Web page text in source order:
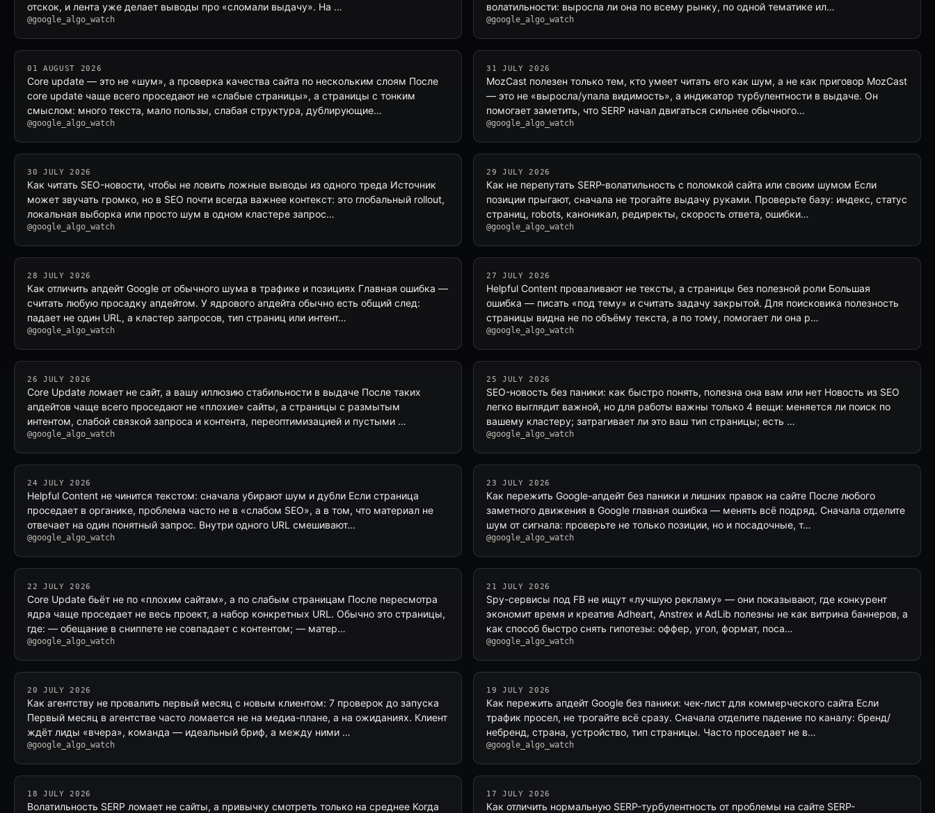
отскок, и лента уже делает выводы про «сломали выдачу». На …
@google_algo_watch
волатильности: выросла ли она по всему рынку, по одной тематике ил…
@google_algo_watch
01 AUGUST 2026
Core update — это не «шум», а проверка качества сайта по нескольким слоям После
core update чаще всего проседают не «слабые страницы», а страницы с тонким
смыслом: много текста, мало пользы, слабая структура, дублирующие…
@google_algo_watch
31 JULY 2026
MozCast полезен только тем, кто умеет читать его как шум, а не как приговор MozCast
— это не «выросла/упала видимость», а индикатор турбулентности в выдаче. Он
помогает заметить, что SERP начал двигаться сильнее обычного…
@google_algo_watch
30 JULY 2026
Как читать SEO-новости, чтобы не ловить ложные выводы из одного треда Источник
может звучать громко, но в SEO почти всегда важнее контекст: это глобальный rollout,
локальная выборка или просто шум в одном кластере запрос…
@google_algo_watch
29 JULY 2026
Как не перепутать SERP-волатильность с поломкой сайта или своим шумом Если
позиции прыгают, сначала не трогайте выдачу руками. Проверьте базу: индекс, статус
страниц, robots, каноникал, редиректы, скорость ответа, ошибки…
@google_algo_watch
28 JULY 2026
Как отличить апдейт Google от обычного шума в трафике и позициях Главная ошибка —
считать любую просадку апдейтом. У ядрового апдейта обычно есть общий след:
падает не один URL, а кластер запросов, тип страниц или интент…
@google_algo_watch
27 JULY 2026
Helpful Content проваливают не тексты, а страницы без полезной роли Большая
ошибка — писать «под тему» и считать задачу закрытой. Для поисковика полезность
страницы видна не по объёму текста, а по тому, помогает ли она р…
@google_algo_watch
26 JULY 2026
Core Update ломает не сайт, а вашу иллюзию стабильности в выдаче После таких
апдейтов чаще всего проседают не «плохие» сайты, а страницы с размытым
интентом, слабой связкой запроса и контента, переоптимизацией и пустыми …
@google_algo_watch
25 JULY 2026
SEO-новость без паники: как быстро понять, полезна она вам или нет Новость из SEO
легко выглядит важной, но для работы важны только 4 вещи: меняется ли поиск по
вашему кластеру; затрагивает ли это ваш тип страницы; есть …
@google_algo_watch
24 JULY 2026
Helpful Content не чинится текстом: сначала убирают шум и дубли Если страница
проседает в органике, проблема часто не в «слабом SEO», а в том, что материал не
отвечает на один понятный запрос. Внутри одного URL смешивают…
@google_algo_watch
23 JULY 2026
Как пережить Google-апдейт без паники и лишних правок на сайте После любого
заметного движения в Google главная ошибка — менять всё подряд. Сначала отделите
шум от сигнала: проверьте не только позиции, но и посадочные, т…
@google_algo_watch
22 JULY 2026
Core Update бьёт не по «плохим сайтам», а по слабым страницам После пересмотра
ядра чаще проседает не весь проект, а набор конкретных URL. Обычно это страницы,
где: — обещание в сниппете не совпадает с контентом; — матер…
@google_algo_watch
21 JULY 2026
Spy-сервисы под FB не ищут «лучшую рекламу» — они показывают, где конкурент
экономит время и креатив Adheart, Anstrex и AdLib полезны не как витрина баннеров, а
как способ быстро снять гипотезы: оффер, угол, формат, поса…
@google_algo_watch
20 JULY 2026
Как агентству не провалить первый месяц с новым клиентом: 7 проверок до запуска
Первый месяц в агентстве часто ломается не на медиа-плане, а на ожиданиях. Клиент
ждёт лиды «вчера», команда — идеальный бриф, а между ними …
@google_algo_watch
19 JULY 2026
Как пережить апдейт Google без паники: чек-лист для коммерческого сайта Если
трафик просел, не трогайте всё сразу. Сначала отделите падение по каналу: бренд/
небренд, страна, устройство, тип страницы. Часто проседает не в…
@google_algo_watch
18 JULY 2026
Волатильность SERP ломает не сайты, а привычку смотреть только на среднее Когда
17 JULY 2026
Как отличить нормальную SERP-турбулентность от проблемы на сайте SERP-